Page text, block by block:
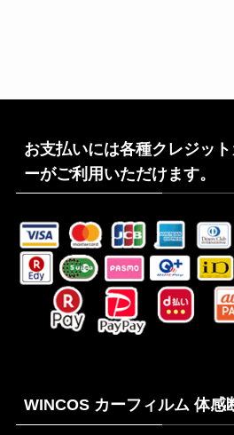
お支払いには各種クレジッ
ーがご利用いただけます。
WINCOS カーフィルム 体感